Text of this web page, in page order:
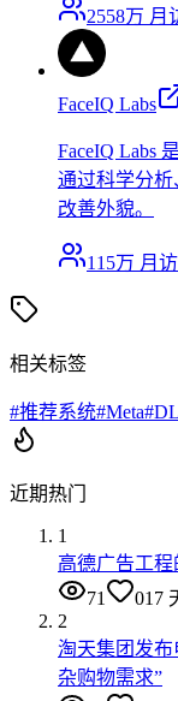
2558万 月
FaceIQ Labs
FaceIQ Labs
通过科学分
改善外貌。
115万 月
相关标签
#推荐系统#Meta#
近期热门
1
高德广告工
71
017
2
淘天集团发布
杂购物需求”